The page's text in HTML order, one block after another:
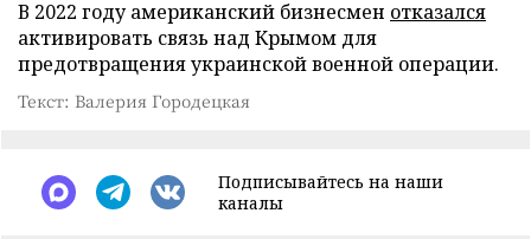
В 2022 году американский бизнесмен отказался
активировать связь над Крымом для
предотвращения украинской военной операции.
Текст: Валерия Городецкая
Подписывайтесь на наши
каналы